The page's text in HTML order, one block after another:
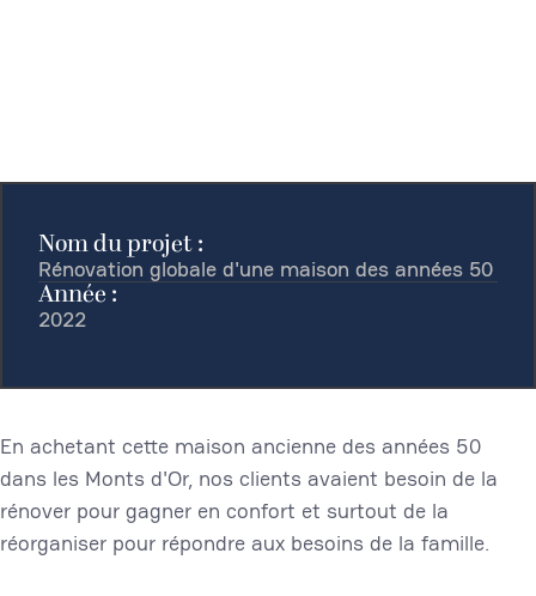
Nom du projet :
Rénovation globale d'une maison des années 50
Année :
2022
En achetant cette maison ancienne des années 50
dans les Monts d'Or, nos clients avaient besoin de la
rénover pour gagner en confort et surtout de la
réorganiser pour répondre aux besoins de la famille.